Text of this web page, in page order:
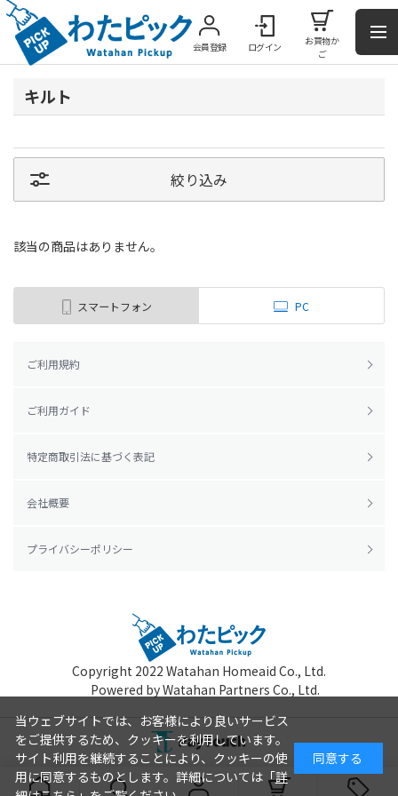
会員登録 ログイン
お買物か
ご
キルト
絞り込み
該当の商品はありません。
スマートフォン PC
ご利用規約
ご利用ガイド
特定商取引法に基づく表記
会社概要
プライバシーポリシー
Copyright 2022 Watahan Homeaid Co., Ltd.
Powered by Watahan Partners Co., Ltd.
当ウェブサイトでは、お客様により良いサービス
をご提供するため、クッキーを利用しています。
サイト利用を継続することにより、クッキーの使
用に同意するものとします。詳細については「詳
同意する